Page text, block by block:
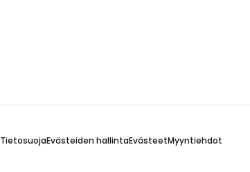
TietosuojaEvästeiden hallintaEvästeetMyyntiehdot